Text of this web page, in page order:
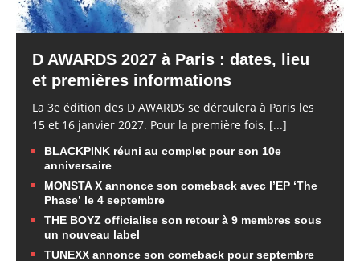
D AWARDS 2027 à Paris : dates, lieu
et premières informations
La 3e édition des D AWARDS se déroulera à Paris les
15 et 16 janvier 2027. Pour la première fois, [...]
BLACKPINK réuni au complet pour son 10e
anniversaire
MONSTA X annonce son comeback avec l’EP ‘The
Phase’ le 4 septembre
THE BOYZ officialise son retour à 9 membres sous
un nouveau label
TUNEXX annonce son comeback pour septembre